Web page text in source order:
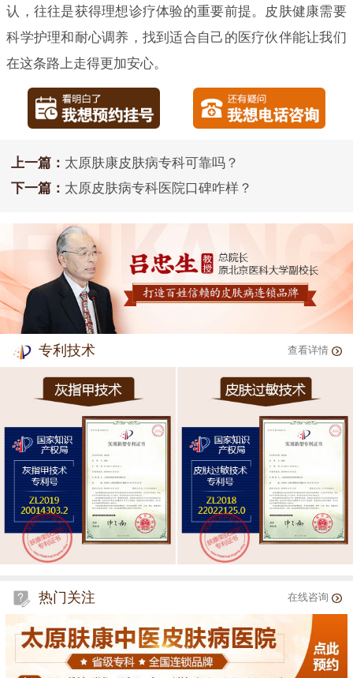
认，往往是获得理想诊疗体验的重要前提。皮肤健康需要
科学护理和耐心调养，找到适合自己的医疗伙伴能让我们
在这条路上走得更加安心。
上一篇： 太原肤康皮肤病专科可靠吗？
下一篇： 太原皮肤病专科医院口碑咋样？
专利技术 查看详情
热门关注 在线咨询